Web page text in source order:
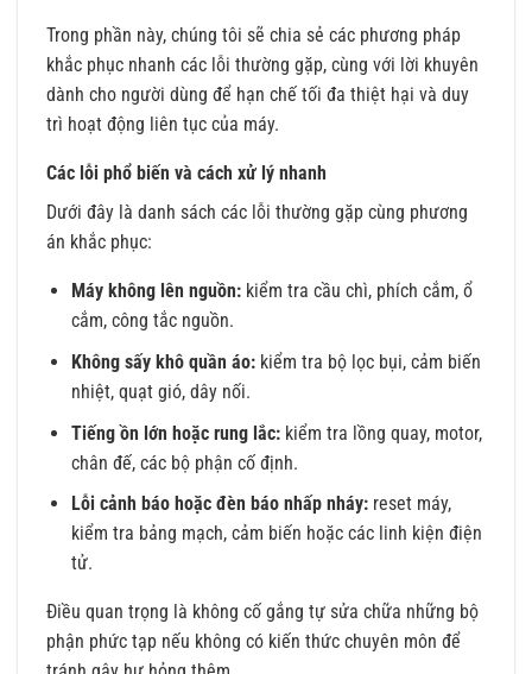
Trong phần này, chúng tôi sẽ chia sẻ các phương pháp
khắc phục nhanh các lỗi thường gặp, cùng với lời khuyên
dành cho người dùng để hạn chế tối đa thiệt hại và duy
trì hoạt động liên tục của máy.
Các lỗi phổ biến và cách xử lý nhanh
Dưới đây là danh sách các lỗi thường gặp cùng phương
án khắc phục:
Máy không lên nguồn:kiểm tra cầu chì, phích cắm, ổ
cắm, công tắc nguồn.
Không sấy khô quần áo:kiểm tra bộ lọc bụi, cảm biến
nhiệt, quạt gió, dây nối.
Tiếng ồn lớn hoặc rung lắc:kiểm tra lồng quay, motor,
chân đế, các bộ phận cố định.
Lỗi cảnh báo hoặc đèn báo nhấp nháy:reset máy,
kiểm tra bảng mạch, cảm biến hoặc các linh kiện điện
tử.
Điều quan trọng là không cố gắng tự sửa chữa những bộ
phận phức tạp nếu không có kiến thức chuyên môn để